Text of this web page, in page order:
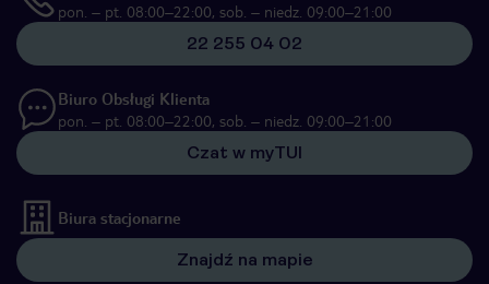
pon. – pt. 08:00–22:00, sob. – niedz. 09:00–21:00
22 255 04 02
Biuro Obsługi Klienta
pon. – pt. 08:00–22:00, sob. – niedz. 09:00–21:00
Czat w myTUI
Biura stacjonarne
Znajdź na mapie